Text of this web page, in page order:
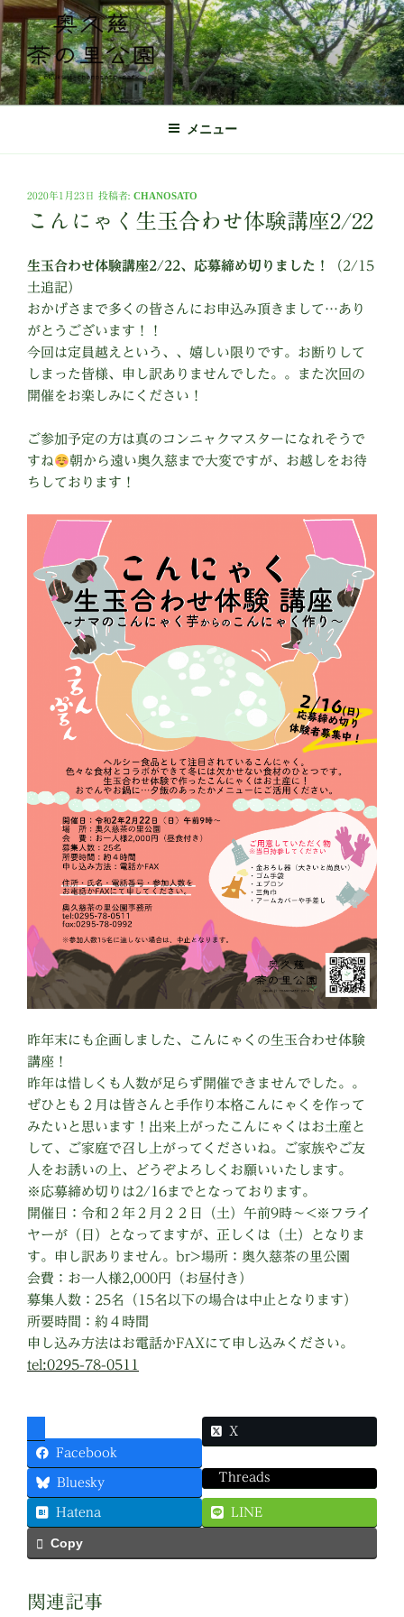
コ
ン
テ
ン
ツ
奥久慈茶の里公園 公式ホームページ
日本最北端の茶の産地 奥久慈茶の体験施設
メニュー
投
日:
2020年1月23日 投稿者: CHANOSATO
こんにゃく生玉合わせ体験講座2/22
生玉合わせ体験講座2/22、応募締め切りました！
（2/15
土追記）
おかげさまで多くの皆さんにお申込み頂きまして…あり
がとうございます！！
今回は定員越えという、、嬉しい限りです。お断りして
しまった皆様、申し訳ありませんでした。。また次回の
開催をお楽しみにください！
ご参加予定の方は真のコンニャクマスターになれそうで
すね
朝から遠い奥久慈まで大変ですが、お越しをお待
ちしております！
昨年末にも企画しました、こんにゃくの生玉合わせ体験
講座！
昨年は惜しくも人数が足らず開催できませんでした。。
ぜひとも２月は皆さんと手作り本格こんにゃくを作って
みたいと思います！出来上がったこんにゃくはお土産と
して、ご家庭で召し上がってくださいね。ご家族やご友
人をお誘いの上、どうぞよろしくお願いいたします。
※応募締め切りは2/16までとなっております。
開催日：令和２年２月２２日（土）午前9時〜<※フライ
ヤーが（日）となってますが、正しくは（土）となりま
す。申し訳ありません。br>場所：奥久慈茶の里公園
会費：お一人様2,000円（お昼付き）
募集人数：25名（15名以下の場合は中止となります）
所要時間：約４時間
申し込み方法はお電話かFAXにて申し込みください。
tel:0295-78-0511
Facebook
X
Bluesky Threads
Hatena LINE
Copy
関連記事